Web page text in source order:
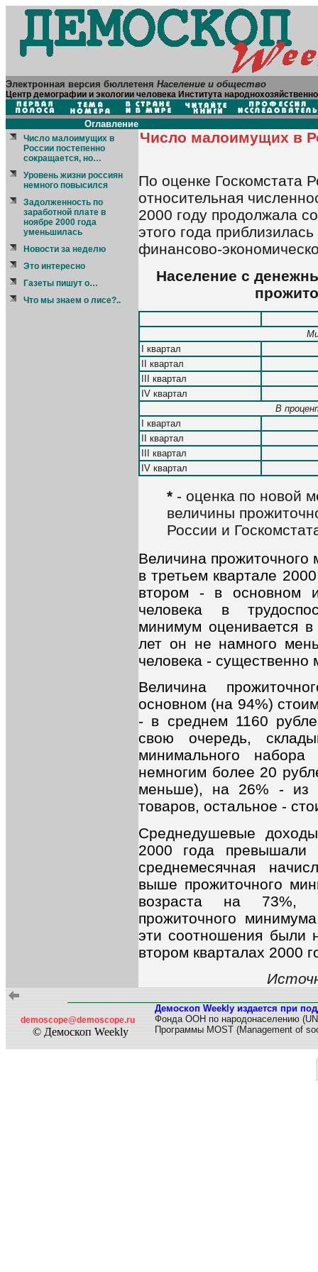
Электронная версия бюллетеня Население и общество
Центр демографии и экологии человека Института
Оглавление
Число малоимущих в
России постепенно
сокращается, но…
Уровень жизни россиян
немного повысился
Задолженность по
заработной плате в
ноябре 2000 года
уменьшилась
Новости за неделю
Это интересно
Газеты пишут о…
Что мы знаем о лисе?..
Число малоимущих в
По оценке Госкомстата
относительная
2000 году продолжала
этого года
финансово-
Население с
I квартал
II квартал
III квартал
IV квартал
В
I квартал
II квартал
III квартал
IV квартал
* - оценка по новой
величины
России и
Величина
в третьем квартале
втором - в основном
человека в
минимум оценивается
лет он не намного
человека -
Величина
основном (на 94%)
- в среднем 1160
свою очередь,
минимального набора
немногим более 20
меньше), на 26% - из
товаров, остальное -
Среднедушевые
2000 года превышали
среднемесячная
выше прожиточного
возраста на 73%,
прожиточного
эти соотношения были
втором кварталах 2000
demoscope@demoscope.ru
© Демоскоп Weekly
Демоскоп Weekly издается при
Фонда ООН по народонаселению
Программы MOST (Management of